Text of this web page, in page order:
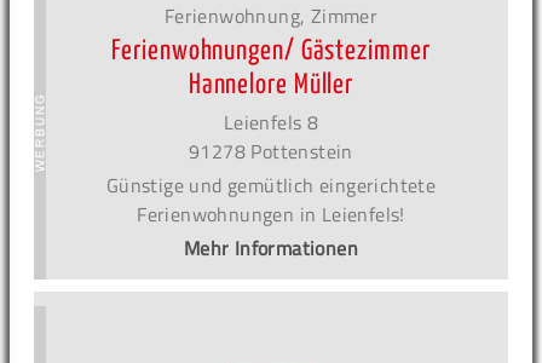
Ferienwohnung, Zimmer
Ferienwohnungen/ Gästezimmer
Hannelore Müller
Leienfels 8
91278 Pottenstein
Günstige und gemütlich eingerichtete
Ferienwohnungen in Leienfels!
Mehr Informationen